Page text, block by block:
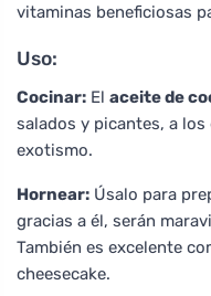
vitaminas beneficiosas
Uso:
Cocinar: El aceite de
salados y picantes, a
exotismo.
Hornear: Úsalo para
gracias a él, serán
También es excelente
cheesecake.